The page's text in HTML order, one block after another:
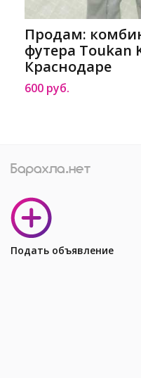
Продам:
футера Toukan
Краснодаре
600 руб.
Подать объявление